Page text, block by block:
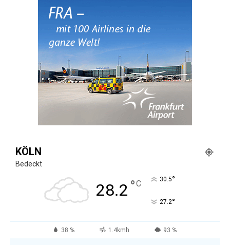
KÖLN
Bedeckt
28.2 °C 30.5°
27.2°
38 % 1.4kmh 93 %